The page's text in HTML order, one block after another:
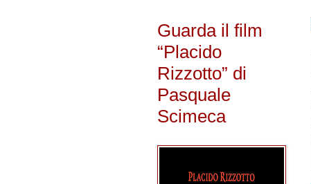
Guarda il film
“Placido
Rizzotto” di
Pasquale
Scimeca